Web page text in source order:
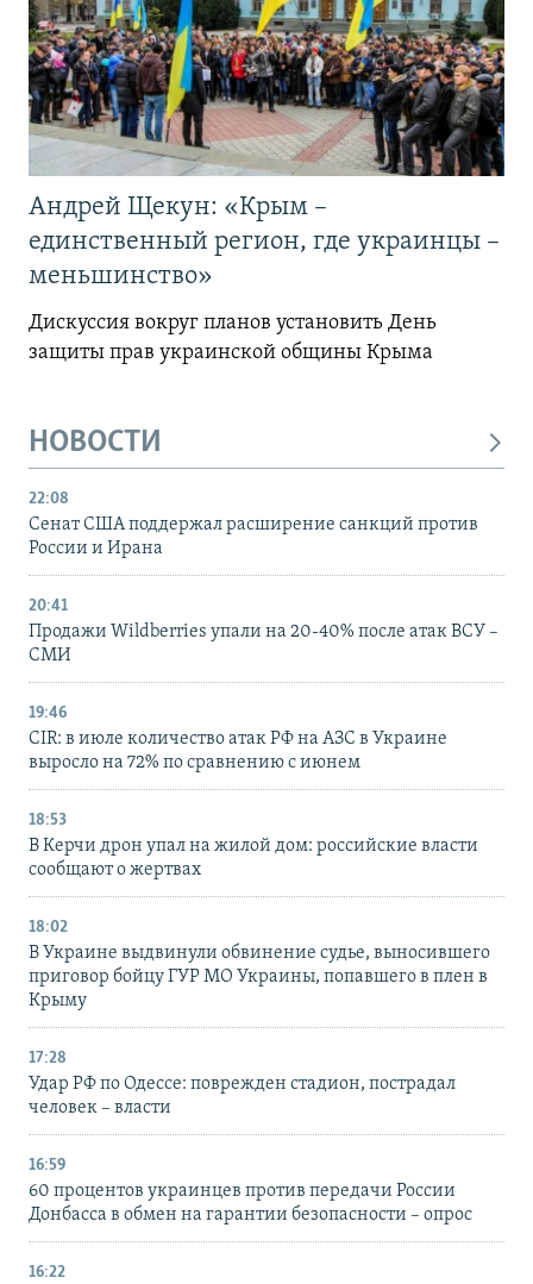
Андрей Щекун: «Крым –
единственный регион, где украинцы –
меньшинство»
Дискуссия вокруг планов установить День
защиты прав украинской общины Крыма
НОВОСТИ
22:08
Сенат США поддержал расширение санкций против
России и Ирана
20:41
Продажи Wildberries упали на 20-40% после атак ВСУ –
СМИ
19:46
CIR: в июле количество атак РФ на АЗС в Украине
выросло на 72% по сравнению с июнем
18:53
В Керчи дрон упал на жилой дом: российские власти
сообщают о жертвах
18:02
В Украине выдвинули обвинение судье, выносившего
приговор бойцу ГУР МО Украины, попавшего в плен в
Крыму
17:28
Удар РФ по Одессе: поврежден стадион, пострадал
человек – власти
16:59
60 процентов украинцев против передачи России
Донбасса в обмен на гарантии безопасности – опрос
16:22